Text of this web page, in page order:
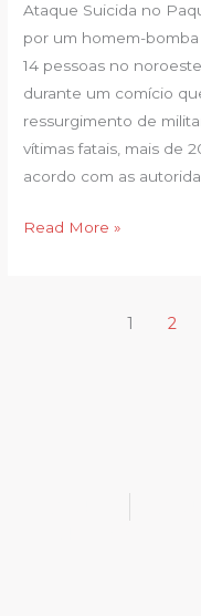
Ataque Suicida no
por um homem-
14 pessoas no
durante um comício
ressurgimento de
vítimas fatais, mais de
acordo com as
radicalismo
islâmico
no
Paquistão
Read More »
1 2